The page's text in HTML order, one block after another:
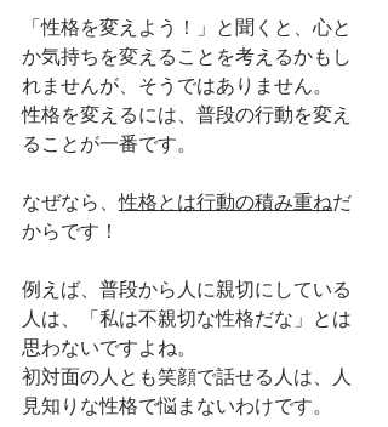
「性格を変えよう！」と聞くと、心と
か気持ちを変えることを考えるかもし
れませんが、そうではありません。
性格を変えるには、普段の行動を変え
ることが一番です。
なぜなら、性格とは行動の積み重ねだ
からです！
例えば、普段から人に親切にしている
人は、「私は不親切な性格だな」とは
思わないですよね。
初対面の人とも笑顔で話せる人は、人
見知りな性格で悩まないわけです。